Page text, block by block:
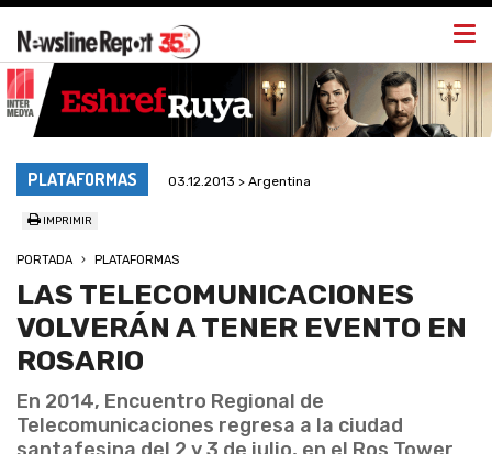
PLATAFORMAS 03.12.2013 > Argentina
IMPRIMIR
PORTADA PLATAFORMAS
LAS TELECOMUNICACIONES
VOLVERÁN A TENER EVENTO EN
ROSARIO
En 2014, Encuentro Regional de
Telecomunicaciones regresa a la ciudad